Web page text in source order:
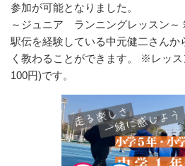
参加が可能となりました。
～ジュニア ランニングレッスン～
駅伝を経験している中元健二さんか
く教わることができます。 ※レッ
100円)です。